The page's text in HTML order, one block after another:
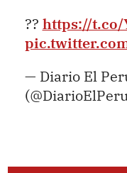
?? https://t.co/
— Diario El